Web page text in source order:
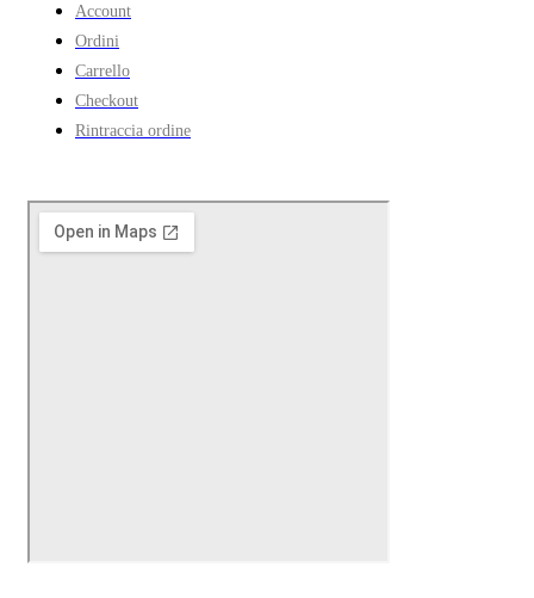
Account
Ordini
Carrello
Checkout
Rintraccia ordine